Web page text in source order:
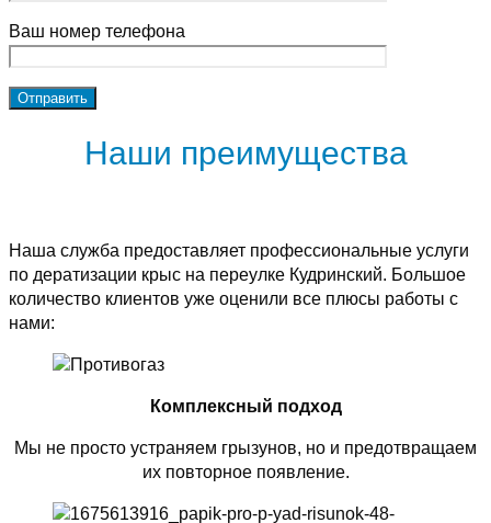
Ваш номер телефона
Наши преимущества
Наша служба предоставляет профессиональные услуги
по дератизации крыс на переулке Кудринский. Большое
количество клиентов уже оценили все плюсы работы с
нами:
Комплексный подход
Мы не просто устраняем грызунов, но и предотвращаем
их повторное появление.